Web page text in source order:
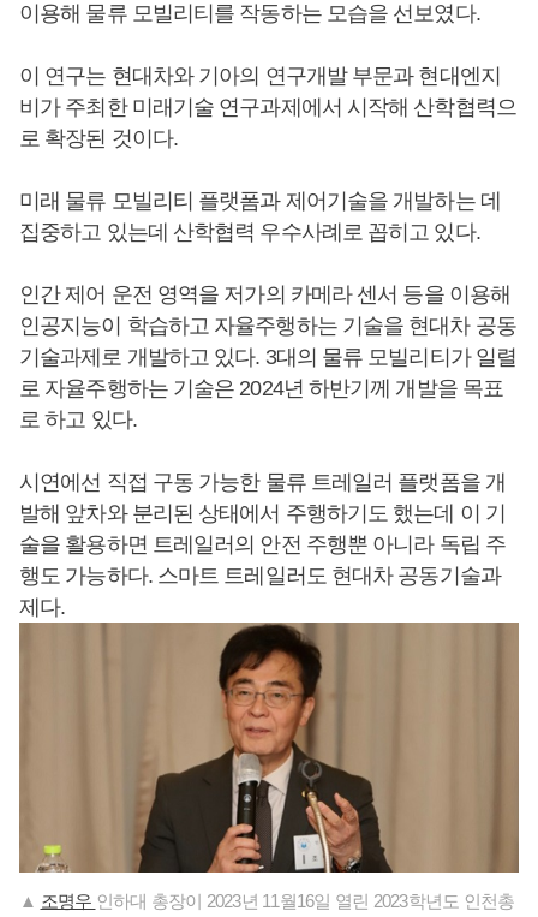
이용해 물류 모빌리티를 작동하는 모습을 선보였다.
이 연구는 현대차와 기아의 연구개발 부문과 현대엔지
비가 주최한 미래기술 연구과제에서 시작해 산학협력으
로 확장된 것이다.
미래 물류 모빌리티 플랫폼과 제어기술을 개발하는 데
집중하고 있는데 산학협력 우수사례로 꼽히고 있다.
인간 제어 운전 영역을 저가의 카메라 센서 등을 이용해
인공지능이 학습하고 자율주행하는 기술을 현대차 공동
기술과제로 개발하고 있다. 3대의 물류 모빌리티가 일렬
로 자율주행하는 기술은 2024년 하반기께 개발을 목표
로 하고 있다.
시연에선 직접 구동 가능한 물류 트레일러 플랫폼을 개
발해 앞차와 분리된 상태에서 주행하기도 했는데 이 기
술을 활용하면 트레일러의 안전 주행뿐 아니라 독립 주
행도 가능하다. 스마트 트레일러도 현대차 공동기술과
제다.
▲ 조명우 인하대 총장이 2023년 11월16일 열린 2023학년도 인천총